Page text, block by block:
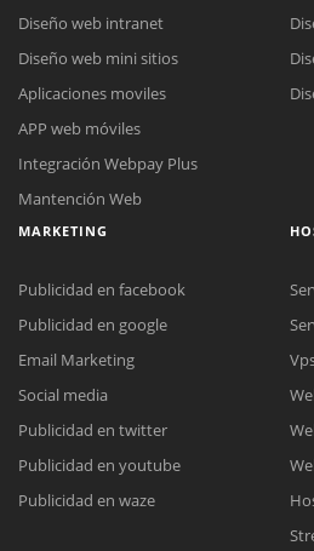
Reunión
Meet para la
Chat
Todos nuestros ejecutivos están fuera
Diseño web intranet
Diseño web mini sitios
Aplicaciones moviles
APP web móviles
Integración Webpay Plus
Mantención Web
MARKETING
Publicidad en facebook
Publicidad en google
Email Marketing
Social media
Publicidad en twitter
Publicidad en youtube
Publicidad en waze